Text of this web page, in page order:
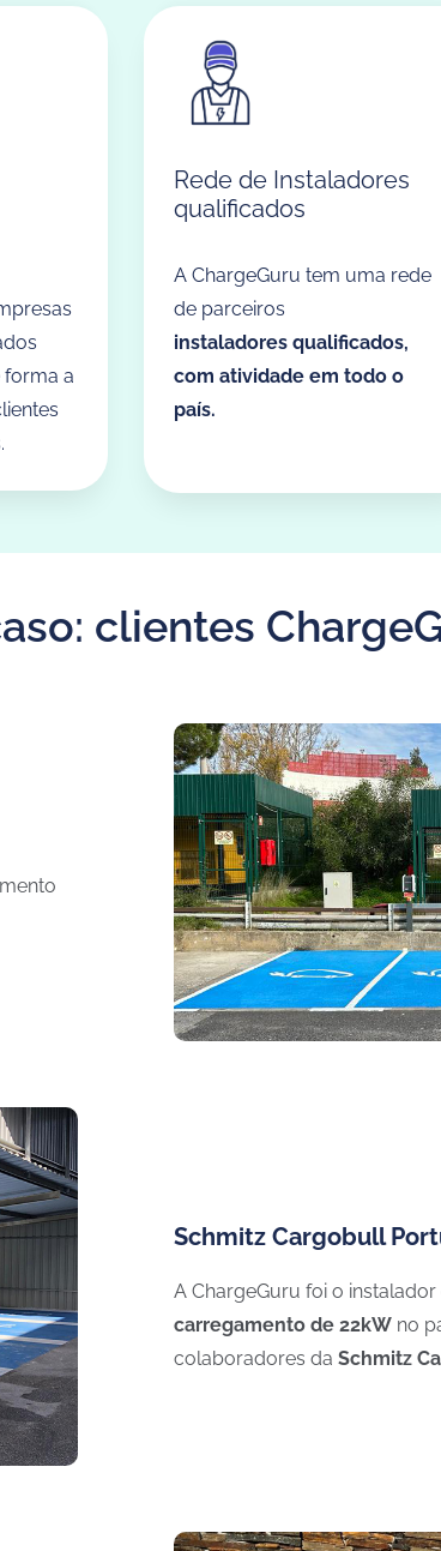
forma a
Rede de Instaladores
qualificados
A ChargeGuru tem uma rede
de parceiros
instaladores qualificados,
com atividade em todo o
país.
clientes
Schmitz Cargobull
A ChargeGuru foi o
carregamento de 22kW no
colaboradores da Schmitz